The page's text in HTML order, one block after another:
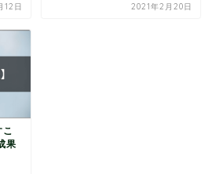
12日 2021年2月20日
こ
果